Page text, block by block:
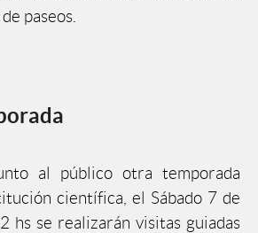
paseos.
al público otra temporada
científica, el Sábado 7 de
hs se realizarán visitas guiadas